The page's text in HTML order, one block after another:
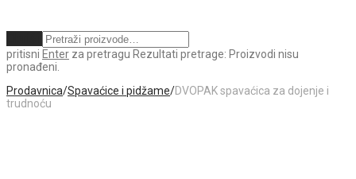
pritisni Enter za pretragu Rezultati pretrage: Proizvodi nisu
pronađeni.
Prodavnica/Spavaćice i pidžame/DVOPAK spavaćica za dojenje i
trudnoću